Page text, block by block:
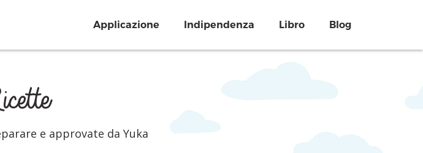
Applicazione Indipendenza Libro Blog
e approvate da Yuka